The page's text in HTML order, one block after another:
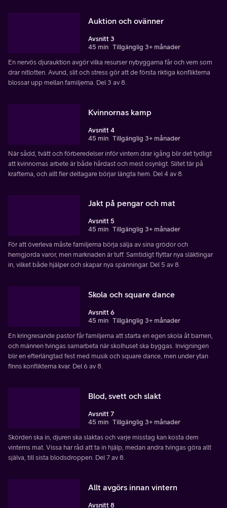
Auktion och ovänner
Avsnitt 3
45 min Tillgänglig 3+ månader
En nervös djurauktion avgör vilka resurser nybyggarna får och vem som
drar nitlotten. Avund, slit och stress gör att de första riktiga konflikterna
blossar upp mellan familjerna. Del 3 av 8.
Kvinnornas kamp
Avsnitt 4
45 min Tillgänglig 3+ månader
När sådd, tvätt och förberedelser inför vintern drar igång blir det tydligt
att kvinnornas arbete är både hårdast och mest osynligt. Slitet tär på
krafterna, och allt fler deltagare börjar längta hem. Del 4 av 8.
Jakt på pengar och mat
Avsnitt 5
45 min Tillgänglig 3+ månader
För att överleva måste familjerna börja sälja av sina grödor och
hemgjorda varor, men marknaden är tuff. Samtidigt flyttar nya släktingar
in, vilket både hjälper och skapar nya spänningar. Del 5 av 8.
Skola och square dance
Avsnitt 6
45 min Tillgänglig 3+ månader
En kringresande pastor får familjerna att starta en egen skola åt barnen,
och männen tvingas samarbeta när skolhuset ska byggas. Invigningen
blir en efterlängtad fest med musik och square dance, men under ytan
finns konflikterna kvar. Del 6 av 8.
Blod, svett och slakt
Avsnitt 7
45 min Tillgänglig 3+ månader
Skörden ska in, djuren ska slaktas och varje misstag kan kosta dem
vinterns mat. Vissa har råd att ta in hjälp, medan andra tvingas göra allt
själva, till sista blodsdroppen. Del 7 av 8.
Allt avgörs innan vintern
Avsnitt 8